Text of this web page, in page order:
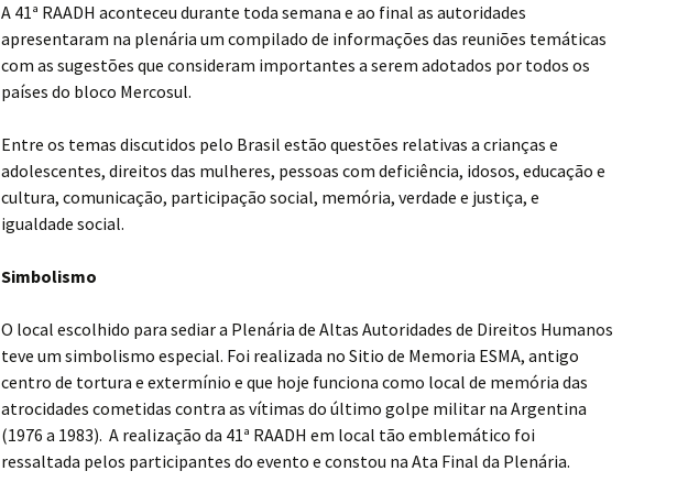
A 41ª RAADH aconteceu durante toda semana e ao final as autoridades
apresentaram na plenária um compilado de informações das reuniões temáticas
com as sugestões que consideram importantes a serem adotados por todos os
países do bloco Mercosul.
Entre os temas discutidos pelo Brasil estão questões relativas a crianças e
adolescentes, direitos das mulheres, pessoas com deficiência, idosos, educação e
cultura, comunicação, participação social, memória, verdade e justiça, e
igualdade social.
Simbolismo
O local escolhido para sediar a Plenária de Altas Autoridades de Direitos Humanos
teve um simbolismo especial. Foi realizada no Sitio de Memoria ESMA, antigo
centro de tortura e extermínio e que hoje funciona como local de memória das
atrocidades cometidas contra as vítimas do último golpe militar na Argentina
(1976 a 1983). A realização da 41ª RAADH em local tão emblemático foi
ressaltada pelos participantes do evento e constou na Ata Final da Plenária.